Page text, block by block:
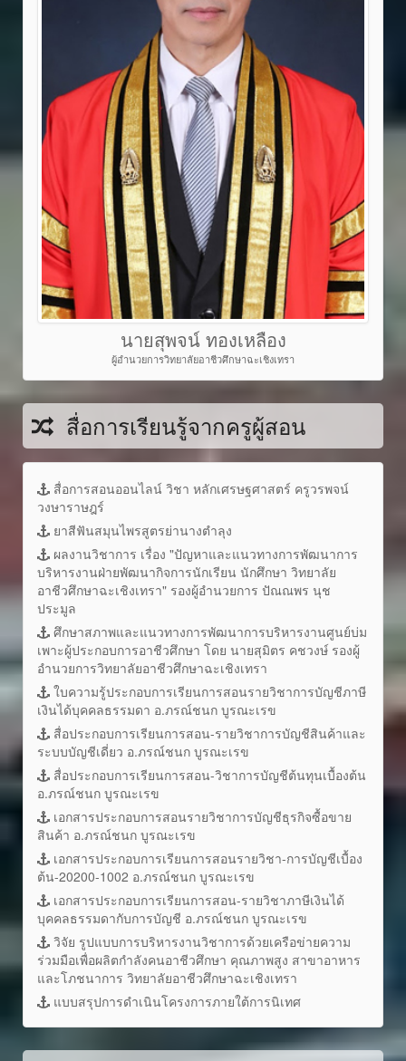
นายสุพจน์ ทองเหลือง
ผู้อำนวยการวิทยาลัยอาชีวศึกษาฉะเชิงเทรา
สื่อการเรียนรู้จากครูผู้สอน
สื่อการสอนออนไลน์ วิชา หลักเศรษฐศาสตร์ ครูวรพจน์
วงษาราษฎร์
ยาสีฟันสมุนไพรสูตรย่านางตำลุง
ผลงานวิชาการ เรื่อง "ปัญหาและแนวทางการพัฒนาการ
บริหารงานฝ่ายพัฒนากิจการนักเรียน นักศึกษา วิทยาลัย
อาชีวศึกษาฉะเชิงเทรา" รองผู้อำนวยการ ปัณณพร นุช
ประมูล
ศึกษาสภาพและแนวทางการพัฒนาการบริหารงานศูนย์บ่ม
เพาะผู้ประกอบการอาชีวศึกษา โดย นายสุมิตร คชวงษ์ รองผู้
อำนวยการวิทยาลัยอาชีวศึกษาฉะเชิงเทรา
ใบความรู้ประกอบการเรียนการสอนรายวิชาการบัญชีภาษี
เงินได้บุคคลธรรมดา อ.ภรณ์ชนก บูรณะเรข
สื่อประกอบการเรียนการสอน-รายวิชาการบัญชีสินค้าและ
ระบบบัญชีเดี่ยว อ.ภรณ์ชนก บูรณะเรข
สื่อประกอบการเรียนการสอน-วิชาการบัญชีต้นทุนเบื้องต้น
อ.ภรณ์ชนก บูรณะเรข
เอกสารประกอบการสอนรายวิชาการบัญชีธุรกิจซื้อขาย
สินค้า อ.ภรณ์ชนก บูรณะเรข
เอกสารประกอบการเรียนการสอนรายวิชา-การบัญชีเบื้อง
ต้น-20200-1002 อ.ภรณ์ชนก บูรณะเรข
เอกสารประกอบการเรียนการสอน-รายวิชาภาษีเงินได้
บุคคลธรรมดากับการบัญชี อ.ภรณ์ชนก บูรณะเรข
วิจัย รูปแบบการบริหารงานวิชาการด้วยเครือข่ายความ
ร่วมมือเพื่อผลิตกำลังคนอาชีวศึกษา คุณภาพสูง สาขาอาหาร
และโภชนาการ วิทยาลัยอาชีวศึกษาฉะเชิงเทรา
แบบสรุปการดำเนินโครงการภายใต้การนิเทศ